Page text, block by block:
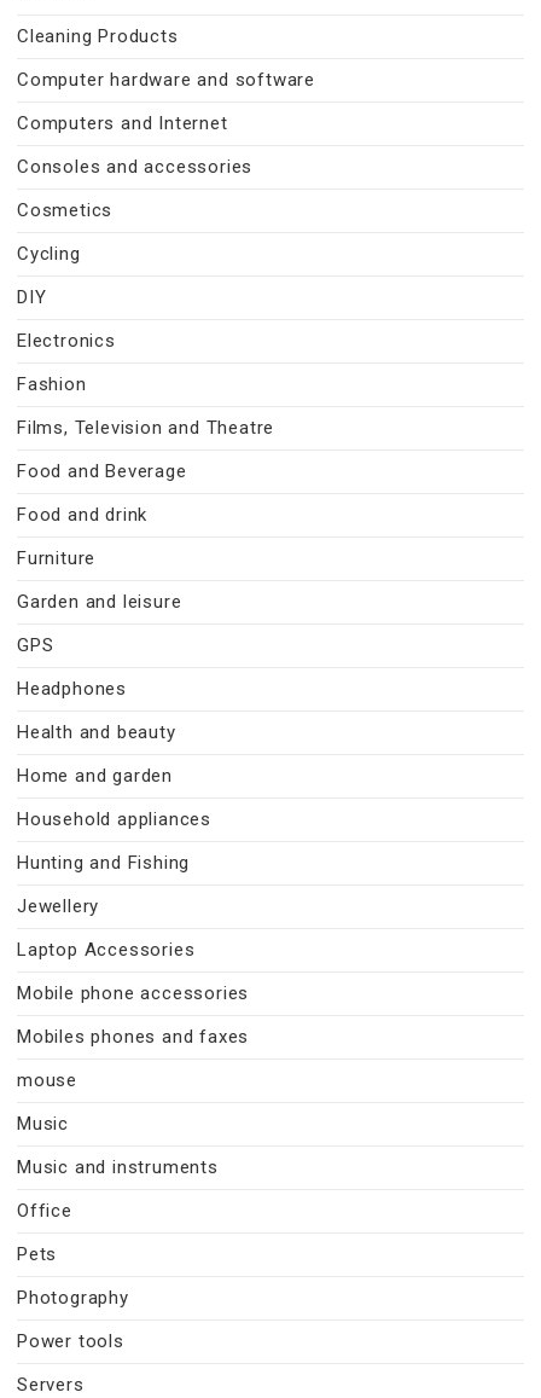
Cleaning Products
Computer hardware and software
Computers and Internet
Consoles and accessories
Cosmetics
Cycling
DIY
Electronics
Fashion
Films, Television and Theatre
Food and Beverage
Food and drink
Furniture
Garden and leisure
GPS
Headphones
Health and beauty
Home and garden
Household appliances
Hunting and Fishing
Jewellery
Laptop Accessories
Mobile phone accessories
Mobiles phones and faxes
mouse
Music
Music and instruments
Office
Pets
Photography
Power tools
Servers